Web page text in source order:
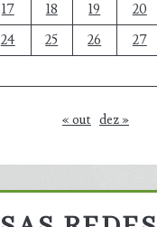
17 18 19 20
24 25 26 27
« out dez »